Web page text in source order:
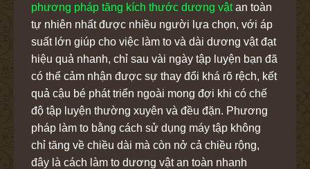
phương pháp tăng kích thước dương vậtan toàn
tự nhiên nhất được nhiều người lựa chọn, với áp
suất lớn giúp cho việc làm to và dài dương vật đạt
hiệu quả nhanh, chỉ sau vài ngày tập luyện bạn đã
có thể cảm nhận được sự thay đổi khá rõ rệch, kết
quả cậu bé phát triển ngoài mong đợi khi có chế
độ tập luyện thường xuyên và đều đặn. Phương
pháp làm to bằng cách sử dụng máy tập không
chỉ tăng về chiều dài mà còn nở cả chiều rộng,
đây là cách làm to dương vật an toàn nhanh